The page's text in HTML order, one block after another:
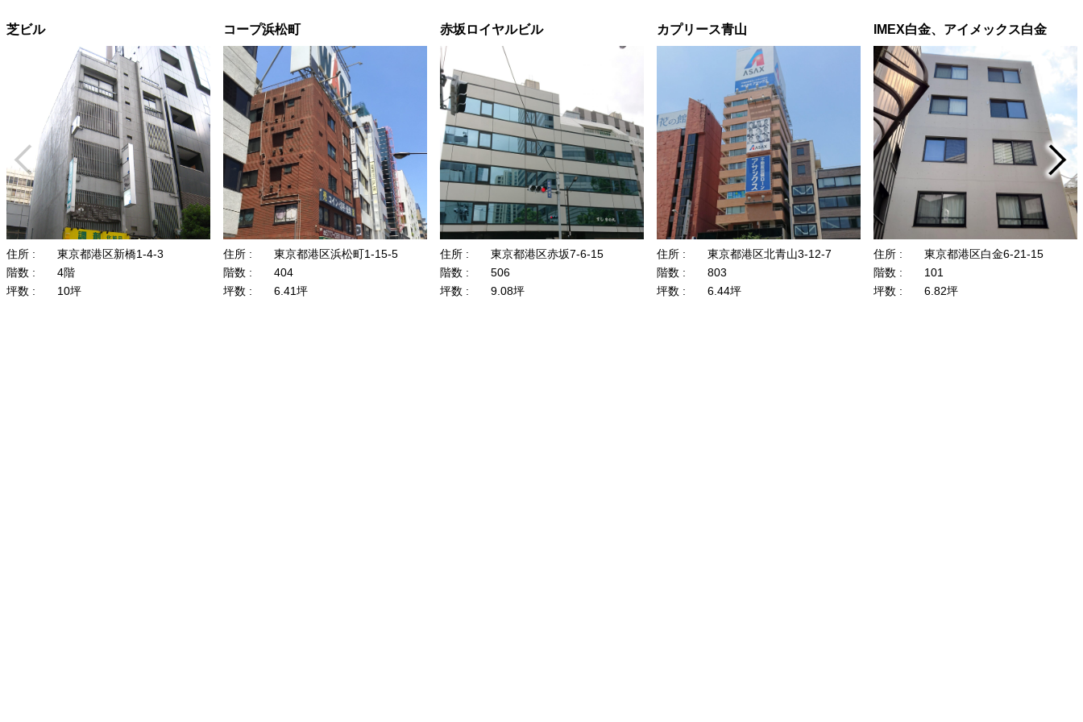
芝ビル
住所 :
東京都港区新橋1-4-3
階数 :
4階
坪数 :
10坪
コープ浜松町
住所 :
東京都港区浜松町1-15-5
階数 :
404
坪数 :
6.41坪
赤坂ロイヤルビル
住所 :
東京都港区赤坂7-6-15
階数 :
506
坪数 :
9.08坪
カプリース青山
住所 :
東京都港区北青山3-12-7
階数 :
803
坪数 :
6.44坪
IMEX白金、アイメックス白金
住所 :
東京都港区白金6-21-15
階数 :
101
坪数 :
6.82坪